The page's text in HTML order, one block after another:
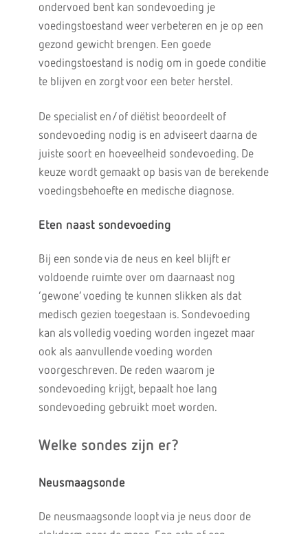
ondervoed bent kan sondevoeding je
voedingstoestand weer verbeteren en je op een
gezond gewicht brengen. Een goede
voedingstoestand is nodig om in goede conditie
te blijven en zorgt voor een beter herstel.
De specialist en/of diëtist beoordeelt of
sondevoeding nodig is en adviseert daarna de
juiste soort en hoeveelheid sondevoeding. De
keuze wordt gemaakt op basis van de berekende
voedingsbehoefte en medische diagnose.
Eten naast sondevoeding
Bij een sonde via de neus en keel blijft er
voldoende ruimte over om daarnaast nog
‘gewone’ voeding te kunnen slikken als dat
medisch gezien toegestaan is. Sondevoeding
kan als volledig voeding worden ingezet maar
ook als aanvullende voeding worden
voorgeschreven. De reden waarom je
sondevoeding krijgt, bepaalt hoe lang
sondevoeding gebruikt moet worden.
Welke sondes zijn er?
Neusmaagsonde
De neusmaagsonde loopt via je neus door de